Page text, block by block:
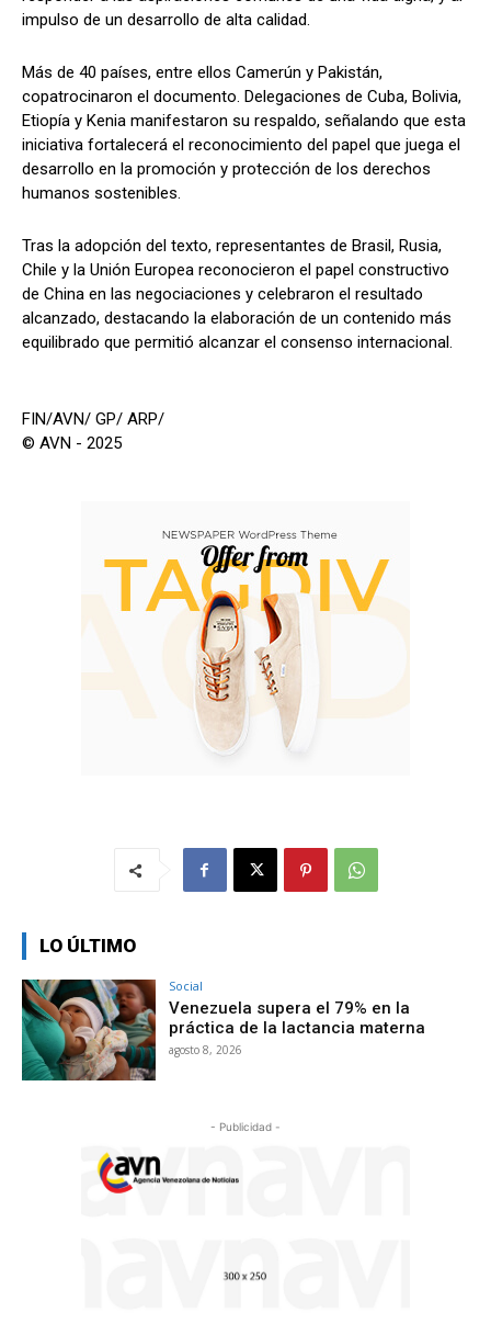
impulso de un desarrollo de alta calidad.
Más de 40 países, entre ellos Camerún y Pakistán,
copatrocinaron el documento. Delegaciones de Cuba, Bolivia,
Etiopía y Kenia manifestaron su respaldo, señalando que esta
iniciativa fortalecerá el reconocimiento del papel que juega el
desarrollo en la promoción y protección de los derechos
humanos sostenibles.
Tras la adopción del texto, representantes de Brasil, Rusia,
Chile y la Unión Europea reconocieron el papel constructivo
de China en las negociaciones y celebraron el resultado
alcanzado, destacando la elaboración de un contenido más
equilibrado que permitió alcanzar el consenso internacional.
FIN/AVN/ GP/ ARP/
© AVN - 2025
LO ÚLTIMO
Social
Venezuela supera el 79% en la
práctica de la lactancia materna
agosto 8, 2026
- Publicidad -